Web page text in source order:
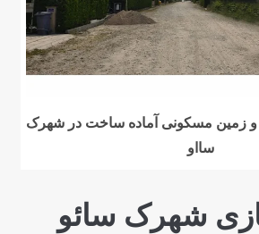
زمین مسکونی آماده ساخت در شهرک
سااو
شهرک سائو